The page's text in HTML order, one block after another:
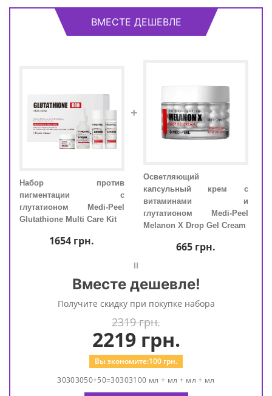
ВМЕСТЕ ДЕШЕВЛЕ
Набор против
пигментации с
глутатионом Medi-Peel
Glutathione Multi Care Kit
1654 грн.
+
Осветляющий
капсульный крем с
витаминами и
глутатионом Medi-Peel
Melanon X Drop Gel Cream
665грн.
Вместе дешевле!
Получите скидку при покупке набора
2319 грн.
2219грн.
Вы экономите:100 грн.
30303050+50=30303100 мл + мл + мл + мл